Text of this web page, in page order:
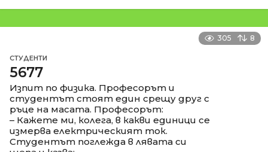
305 8
СТУДЕНТИ
5677
Изпит по физика. Професорът и
студентът стоят един срещу друг с
ръце на масата. Професорът:
– Кажете ми, колега, в какви единици се
измерва електрическият ток.
Студентът поглежда в лявата си